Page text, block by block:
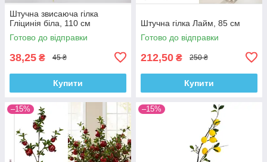
Штучна звисаюча гілка
Гліцинія біла, 110 см
Готово до відправки
38,25 ₴ 45 ₴
Купити
Штучна гілка Лайм, 85 см
Готово до відправки
212,50 ₴ 250 ₴
Купити
–15% –15%